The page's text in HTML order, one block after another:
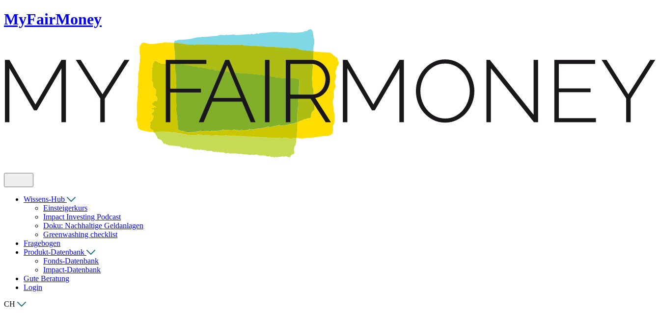
MyFairMoney
Wissens-Hub
Einsteigerkurs
Impact Investing Podcast
Doku: Nachhaltige Geldanlagen
Greenwashing checklist
Fragebogen
Produkt-Datenbank
Fonds-Datenbank
Impact-Datenbank
Gute Beratung
Login
CH